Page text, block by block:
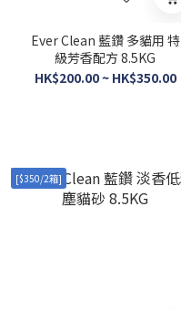
Ever Clean 藍鑽 多貓用 特
級芳香配方 8.5KG
HK$200.00 ~ HK$350.00
[$350/2箱]